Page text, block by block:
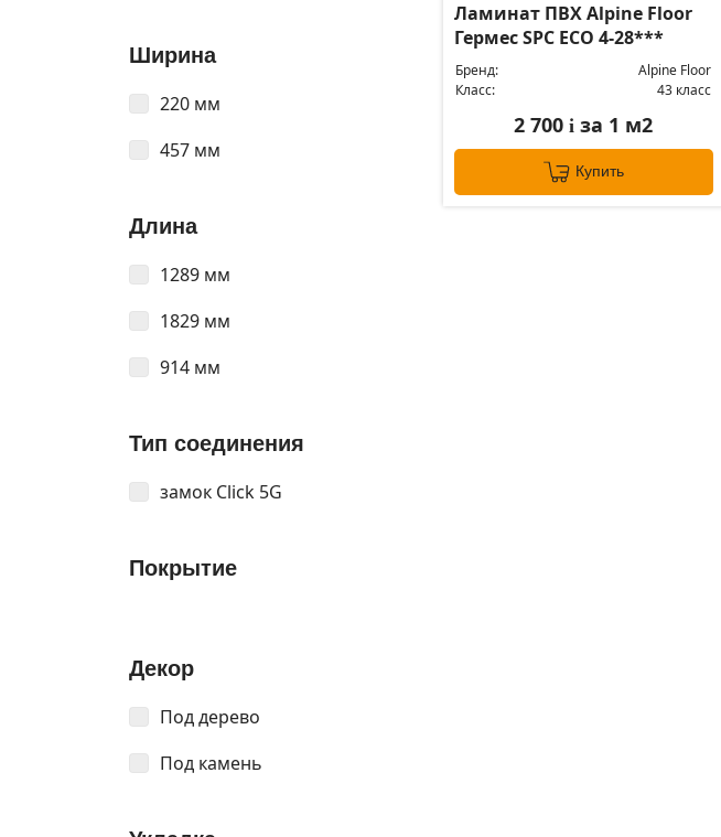
Ширина
220 мм
457 мм
Длина
1289 мм
1829 мм
914 мм
Тип соединения
замок Click 5G
Покрытие
Декор
Под дерево
Под камень
Ламинат ПВХ Alpine Floor
Гермес SPC ЕСО 4-28***
Бренд:
Alpine Floor
Класс:
43 класс
2 700i за 1 м2
Купить